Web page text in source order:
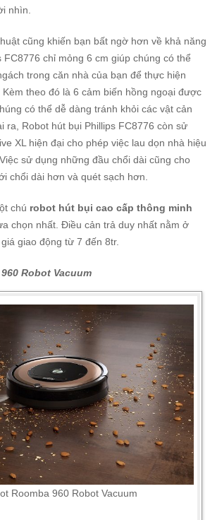
nhìn.
cũng khiến bạn bất ngờ hơn về khả năng
FC8776 chỉ mỏng 6 cm giúp chúng có thể
trong căn nhà của bạn để thực hiện
theo đó là 6 cảm biến hồng ngoại được
có thể dễ dàng tránh khỏi các vật cản
ra, Robot hút bụi Phillips FC8776 còn sử
XL hiện đại cho phép việc lau dọn nhà hiệu
sử dụng những đầu chổi dài cũng cho
chổi dài hơn và quét sạch hơn.
chú robot hút bụi cao cấp thông minh
chọn nhất. Điều cản trả duy nhất nằm ở
giao động từ 7 đến 8tr.
Robot Vacuum
Roomba 960 Robot Vacuum